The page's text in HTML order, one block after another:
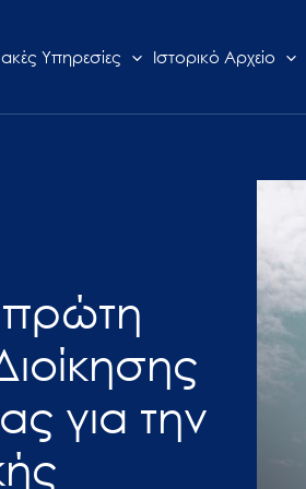
Υπηρεσίες Ιστορικό Αρχείο
πρώτη
για την